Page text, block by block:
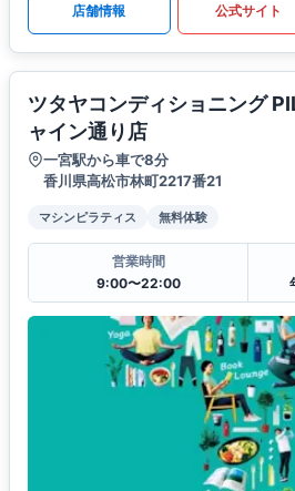
店舗情報 公式サイト
ツタヤコンディショニング
ャイン通り店
一宮駅から車で8分
香川県高松市林町2217番21
マシンピラティス 無料体験
営業時間
9:00〜22:00